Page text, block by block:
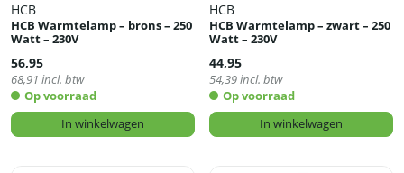
HCB
HCB Warmtelamp – brons – 250
Watt – 230V
56,95
68,91 incl. btw
Op voorraad
In winkelwagen
HCB
HCB Warmtelamp – zwart – 250
Watt – 230V
44,95
54,39incl. btw
Op voorraad
In winkelwagen